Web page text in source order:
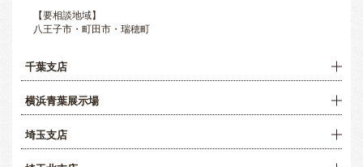
【要相談地域】
八王子市・町田市・瑞穂町
千葉支店
横浜青葉展示場
埼玉支店